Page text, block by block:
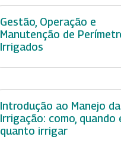
Gestão, Operação e
Manutenção de
Irrigados
Introdução ao Manejo da
Irrigação: como, quando
quanto irrigar